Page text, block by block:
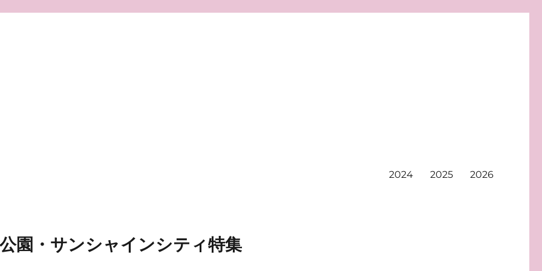
園・サンシャインシティ特集
2024 2025 2026